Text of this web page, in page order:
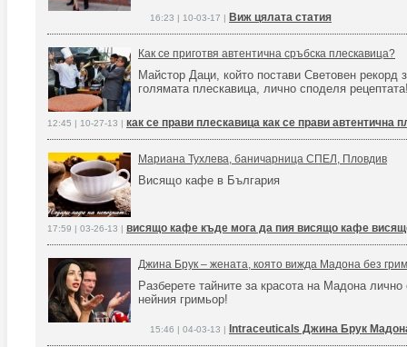
16:23 | 10-03-17 | Виж цялата статия
Как се приготвя автентична сръбска плескавица?
Майстор Даци, който постави Световен рекорд
голямата плескавица, лично споделя
12:45 | 10-27-13 | как се прави плескавица как се прави автентична
Мариана Тухлева, баничарница СПЕЛ, Пловдив
Висящо кафе в България
17:59 | 03-26-13 | висящо кафе къде мога да пия висящо кафе
Джина Брук – жената, която вижда Мадона без грим
Разберете тайните за красота на Мадона лично
нейния гримьор!
15:46 | 04-03-13 | Intraceuticals Джина Брук